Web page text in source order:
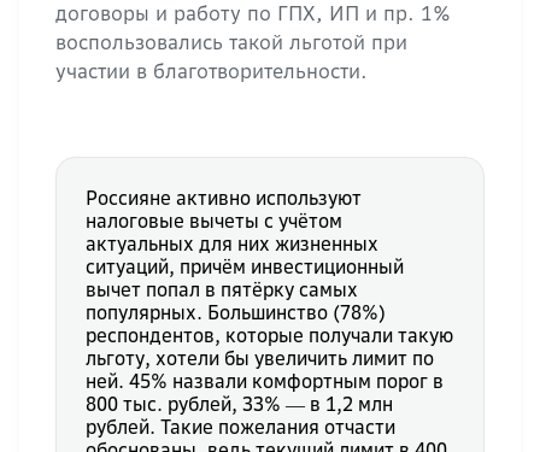
договоры и работу по ГПХ, ИП и пр. 1%
воспользовались такой льготой при
участии в благотворительности.
Россияне активно используют
налоговые вычеты с учётом
актуальных для них жизненных
ситуаций, причём инвестиционный
вычет попал в пятёрку самых
популярных. Большинство (78%)
респондентов, которые получали такую
льготу, хотели бы увеличить лимит по
ней. 45% назвали комфортным порог в
800 тыс. рублей, 33% ― в 1,2 млн
рублей. Такие пожелания отчасти